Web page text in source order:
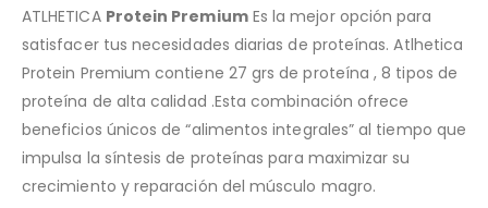
ATLHETICA Protein PremiumEs la mejor opción para
satisfacer tus necesidades diarias de proteínas. Atlhetica
Protein Premium contiene 27 grs de proteína , 8 tipos de
proteína de alta calidad .Esta combinación ofrece
beneficios únicos de “alimentos integrales” al tiempo que
impulsa la síntesis de proteínas para maximizar su
crecimiento y reparación del músculo magro.